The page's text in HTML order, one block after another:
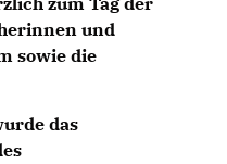
und
sowie die
das